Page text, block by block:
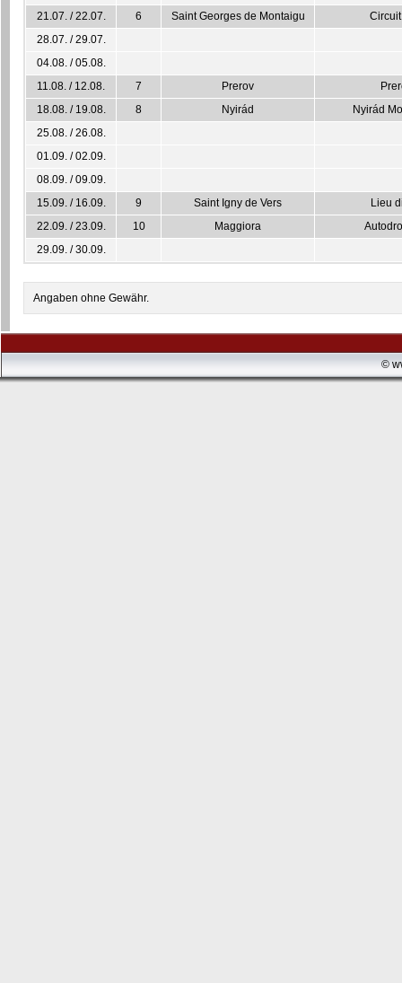
21.07. / 22.07.
6 Saint Georges de Montaigu
28.07. / 29.07.
04.08. / 05.08.
11.08. / 12.08.
7 Prerov
18.08. / 19.08.
8 Nyirád
Nyirád
25.08. / 26.08.
01.09. / 02.09.
08.09. / 09.09.
15.09. / 16.09.
9 Saint Igny de Vers
Lieu
22.09. / 23.09.
10 Maggiora
29.09. / 30.09.
Angaben ohne Gewähr.
©